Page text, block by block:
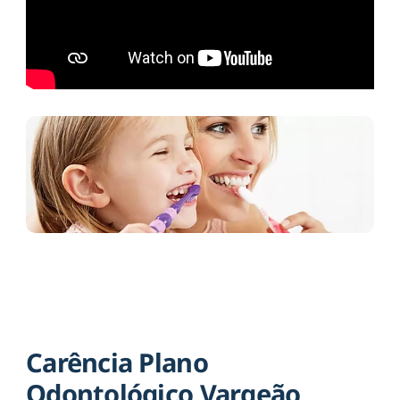
Carência Plano
Odontológico Vargeão